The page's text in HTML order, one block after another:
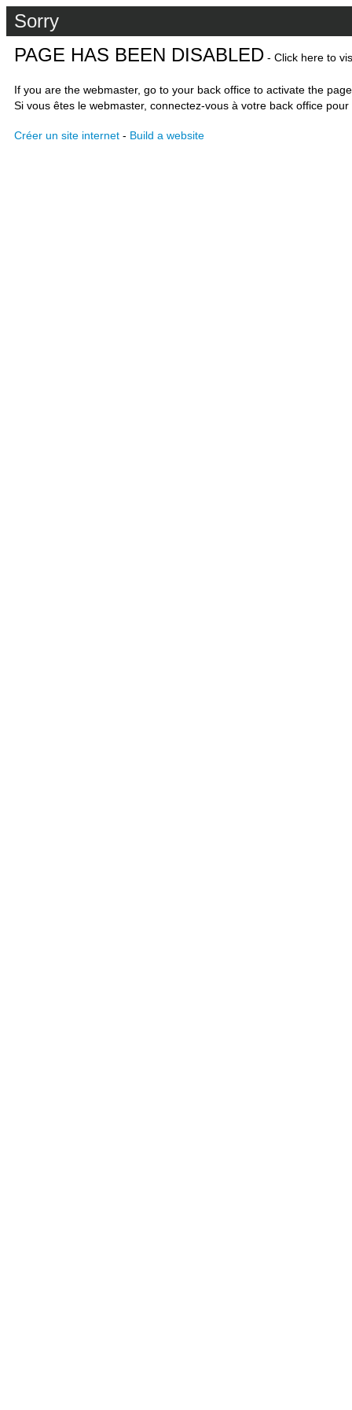
Sorry
PAGE HAS BEEN DISABLED - Click here to
If you are the webmaster, go to your back office to activate the
Si vous êtes le webmaster, connectez-vous à votre back office
Créer un site internet - Build a website